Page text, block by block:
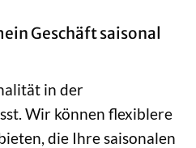
Geschäft saisonal
in der
Wir können flexiblere
die Ihre saisonalen